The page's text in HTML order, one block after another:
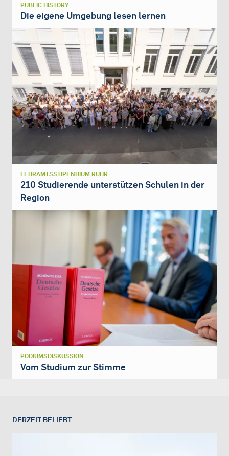
PUBLIC HISTORY
Die eigene Umgebung lesen lernen
LEHRAMTSSTIPENDIUM RUHR
210 Studierende unterstützen Schulen in der
Region
PODIUMSDISKUSSION
Vom Studium zur Stimme
DERZEIT BELIEBT